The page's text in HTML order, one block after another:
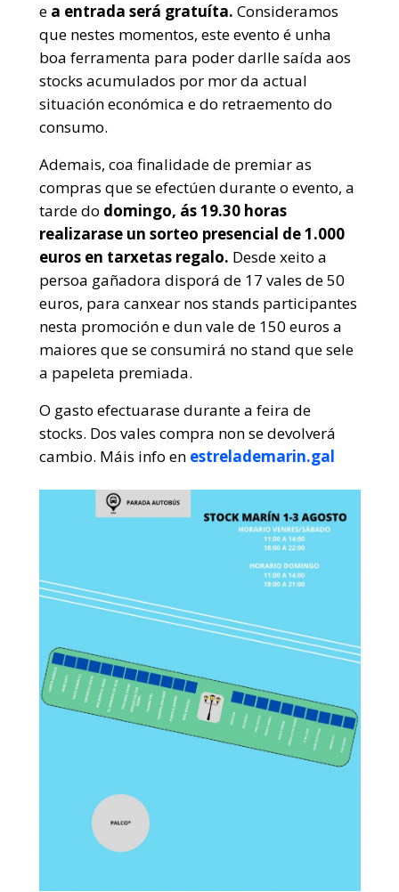
e a entrada será gratuíta. Consideramos
que nestes momentos, este evento é unha
boa ferramenta para poder darlle saída aos
stocks acumulados por mor da actual
situación económica e do retraemento do
consumo.
Ademais, coa finalidade de premiar as
compras que se efectúen durante o evento, a
tarde do domingo, ás 19.30 horas
realizarase un sorteo presencial de 1.000
euros en tarxetas regalo. Desde xeito a
persoa gañadora disporá de 17 vales de 50
euros, para canxear nos stands participantes
nesta promoción e dun vale de 150 euros a
maiores que se consumirá no stand que sele
a papeleta premiada.
O gasto efectuarase durante a feira de
stocks. Dos vales compra non se devolverá
cambio. Máis info en estrelademarin.gal